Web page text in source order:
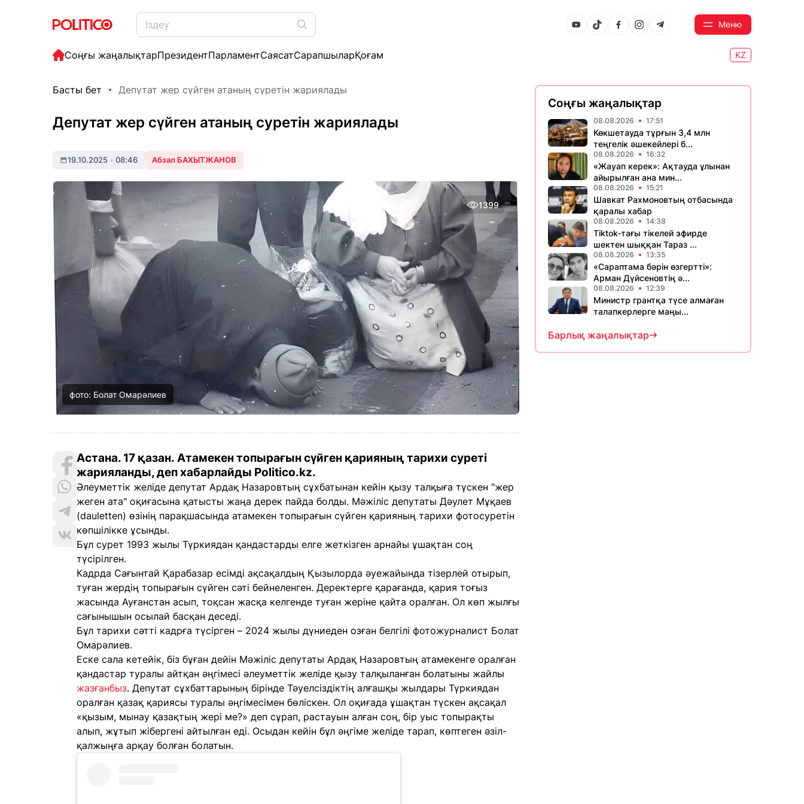
Меню
Соңғы жаңалықтарПрезидентПарламентСаясатСарапшыларҚоғам KZ
Басты бет Депутат жер сүйген атаның суретін жариялады
Депутат жер сүйген атаның суретін жариялады
19.10.2025 • 08:46 Абзал БАХЫТЖАНОВ
1399
фото: Болат Омарәлиев
Астана. 17 қазан. Атамекен топырағын сүйген қарияның тарихи суреті
жарияланды, деп хабарлайды Politico.kz.
Әлеуметтік желіде депутат Ардақ Назаровтың сұхбатынан кейін қызу талқыға түскен "жер
жеген ата" оқиғасына қатысты жаңа дерек пайда болды. Мәжіліс депутаты Дәулет Мұқаев
(dauletten) өзінің парақшасында атамекен топырағын сүйген қарияның тарихи фотосуретін
көпшілікке ұсынды.
Бұл сурет 1993 жылы Түркиядан қандастарды елге жеткізген арнайы ұшақтан соң
түсірілген.
Кадрда Сағынтай Қарабазар есімді ақсақалдың Қызылорда әуежайында тізерлей отырып,
туған жердің топырағын сүйген сәті бейнеленген. Деректерге қарағанда, қария тоғыз
жасында Ауғанстан асып, тоқсан жасқа келгенде туған жеріне қайта оралған. Ол көп жылғы
сағынышын осылай басқан деседі.
Бұл тарихи сәтті кадрға түсірген – 2024 жылы дүниеден озған белгілі фотожурналист Болат
Омарәлиев.
Еске сала кетейік, біз бұған дейін Мәжіліс депутаты Ардақ Назаровтың атамекенге оралған
қандастар туралы айтқан әңгімесі әлеуметтік желіде қызу талқыланған болатыны жайлы
жазғанбыз. Депутат сұхбаттарының бірінде Тәуелсіздіктің алғашқы жылдары Түркиядан
оралған қазақ қариясы туралы әңгімесімен бөліскен. Ол оқиғада ұшақтан түскен ақсақал
«қызым, мынау қазақтың жері ме?» деп сұрап, растауын алған соң, бір уыс топырақты
алып, жұтып жібергені айтылған еді. Осыдан кейін бұл әңгіме желіде тарап, көптеген әзіл-
қалжыңға арқау болған болатын.
Соңғы жаңалықтар
08.08.2026 17:51
Көкшетауда тұрғын 3,4 млн
теңгелік әшекейлері б...
08.08.2026 16:32
«Жауап керек»: Ақтауда ұлынан
айырылған ана мин...
08.08.2026 15:21
Шавкат Рахмоновтың отбасында
қаралы хабар
08.08.2026 14:38
Tiktok-тағы тікелей эфирде
шектен шыққан Тараз ...
08.08.2026 13:35
«Сараптама бәрін өзгертті»:
Арман Дүйсеновтің ә...
08.08.2026 12:39
Министр грантқа түсе алмаған
талапкерлерге маңы...
Барлық жаңалықтар